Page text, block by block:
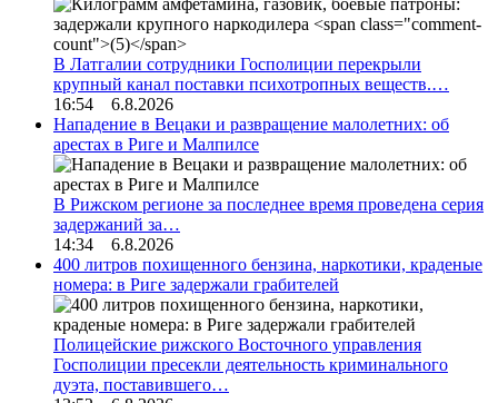
В Латгалии сотрудники Госполиции перекрыли
крупный канал поставки психотропных веществ.…
16:54 6.8.2026
Нападение в Вецаки и развращение малолетних: об
арестах в Риге и Малпилсе
В Рижском регионе за последнее время проведена серия
задержаний за…
14:34 6.8.2026
400 литров похищенного бензина, наркотики, краденые
номера: в Риге задержали грабителей
Полицейские рижского Восточного управления
Госполиции пресекли деятельность криминального
дуэта, поставившего…